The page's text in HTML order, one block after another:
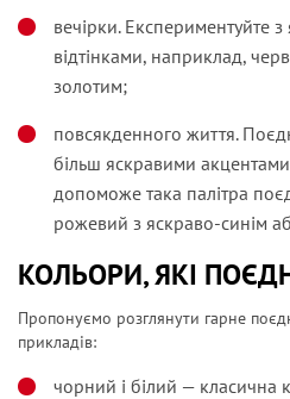
вечірки. Експериментуйте
відтінками, наприклад,
золотим;
повсякденного життя.
більш яскравими
допоможе така палітра
рожевий з яскраво-синім
КОЛЬОРИ, ЯКІ
Пропонуємо розглянути гарне
прикладів:
чорний і білий — класична